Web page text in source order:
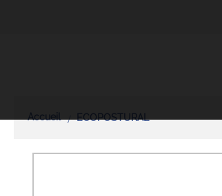
Accueil ECOPOSTURAL